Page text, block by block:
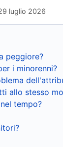
luglio 2026
peggiore?
i minorenni?
allo stesso
tempo?